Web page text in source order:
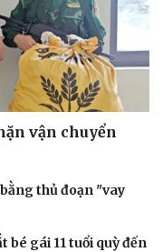
sĩ
trang
vận chuyển
thủ đoạn "vay
bé gái 11 tuổi quỳ đến